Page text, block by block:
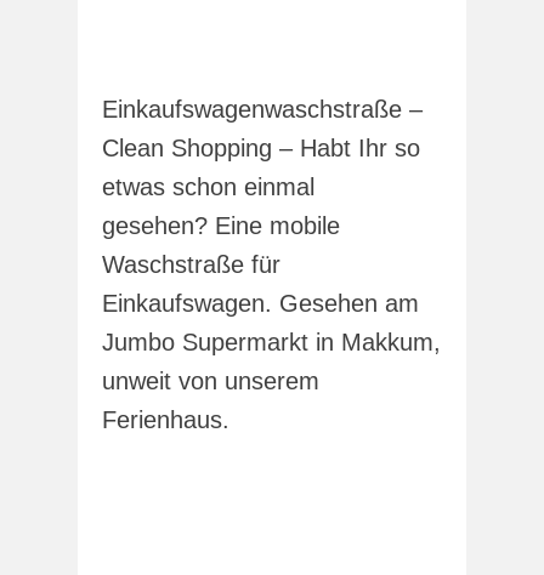
Einkaufswagenwaschstraße –
Clean Shopping – Habt Ihr so
etwas schon einmal
gesehen? Eine mobile
Waschstraße für
Einkaufswagen. Gesehen am
Jumbo Supermarkt in Makkum,
unweit von unserem
Ferienhaus.